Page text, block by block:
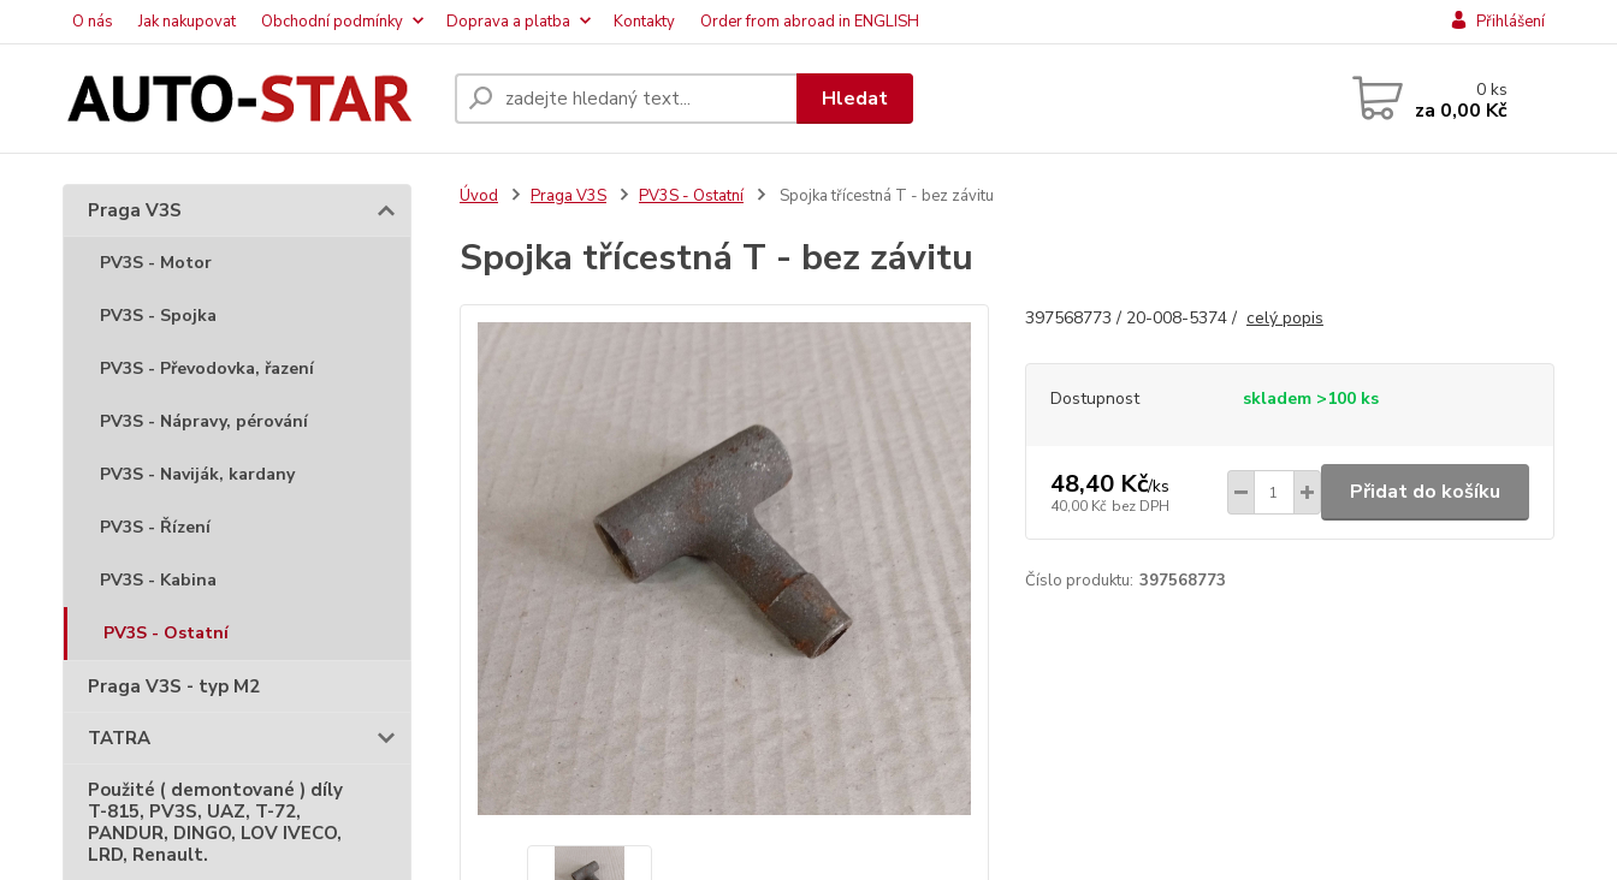
O nás Jak nakupovat Obchodní podmínky Doprava a platba Kontakty Order from abroad in ENGLISH Přihlášení
Hledat 0ks
za 0,00 Kč
Praga V3S
PV3S - Motor
PV3S - Spojka
PV3S - Převodovka, řazení
PV3S - Nápravy, pérování
PV3S - Naviják, kardany
PV3S - Řízení
PV3S - Kabina
PV3S - Ostatní
Praga V3S - typ M2
TATRA
Použité ( demontované ) díly
T-815, PV3S, UAZ, T-72,
PANDUR, DINGO, LOV IVECO,
LRD, Renault.
Úvod Praga V3S PV3S - Ostatní Spojka třícestná T - bez závitu
Spojka třícestná T - bez závitu
397568773 / 20-008-5374 / celý popis
Dostupnost skladem >100 ks
48,40 Kč/ks
40,00 Kč bez DPH
Přidat do košíku
Číslo produktu: 397568773